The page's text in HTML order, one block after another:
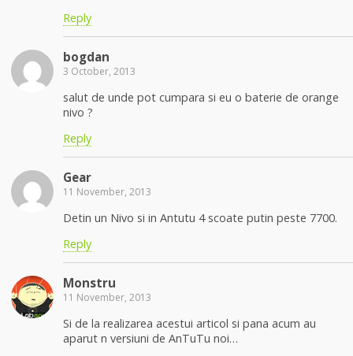
Reply
bogdan
3 October, 2013
salut de unde pot cumpara si eu o baterie de orange
nivo ?
Reply
Gear
11 November, 2013
Detin un Nivo si in Antutu 4 scoate putin peste 7700.
Reply
Monstru
11 November, 2013
Si de la realizarea acestui articol si pana acum au
aparut n versiuni de AnTuTu noi…